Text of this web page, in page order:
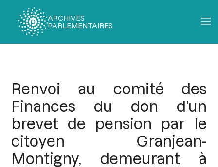
ARCHIVES
PARLEMENTAIRES
Renvoi au comité des
Finances du don d’un
brevet de pension par le
citoyen Granjean-
Montigny, demeurant à